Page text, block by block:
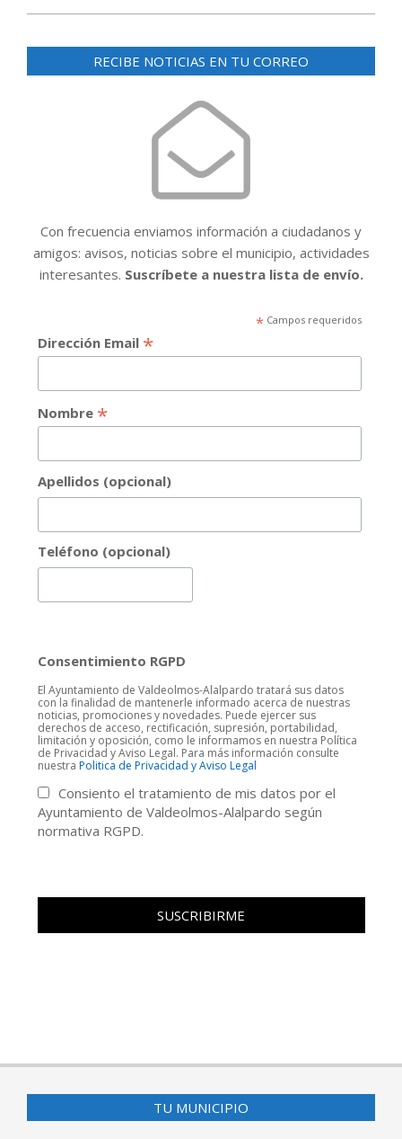
RECIBE NOTICIAS EN TU CORREO
Con frecuencia enviamos información a ciudadanos y
amigos: avisos, noticias sobre el municipio, actividades
interesantes. Suscríbete a nuestra lista de envío.
*Campos requeridos
Dirección Email *
Nombre *
Apellidos (opcional)
Teléfono (opcional)
Consentimiento RGPD
El Ayuntamiento de Valdeolmos-Alalpardo tratará sus datos
con la finalidad de mantenerle informado acerca de nuestras
noticias, promociones y novedades. Puede ejercer sus
derechos de acceso, rectificación, supresión, portabilidad,
limitación y oposición, como le informamos en nuestra Política
de Privacidad y Aviso Legal. Para más información consulte
nuestra Politica de Privacidad y Aviso Legal
Consiento el tratamiento de mis datos por el
Ayuntamiento de Valdeolmos-Alalpardo según
normativa RGPD.
TU MUNICIPIO